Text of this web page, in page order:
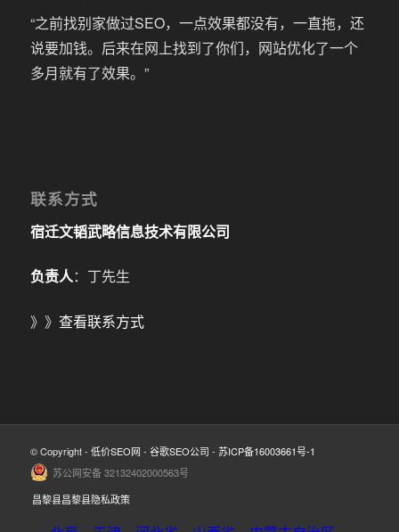
“之前找别家做过SEO，一点效果都没有，一直拖，还
说要加钱。后来在网上找到了你们，网站优化了一个
多月就有了效果。”
联系方式
宿迁文韬武略信息技术有限公司
负责人：丁先生
》》 查看联系方式
© Copyright - 低价SEO网 - 谷歌SEO公司 - 苏ICP备16003661号-1
苏公网安备 32132402000563号
昌黎县昌黎县隐私政策